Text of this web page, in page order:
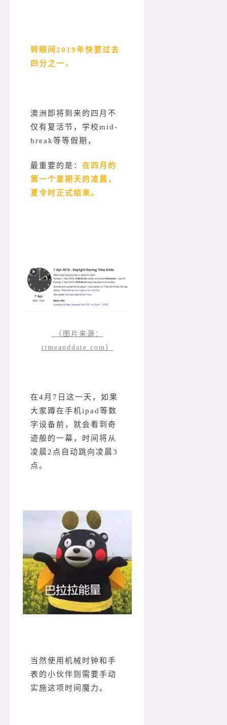
转眼间2019年快要过去
四分之一，
澳洲即将到来的四月不
仅有复活节，学校mid-
break等等假期，
最重要的是： 在四月的
第一个星期天的凌晨，
夏令时正式结束。
（图片来源：
timeanddate.com）
在4月7日这一天，如果
大家蹲在手机ipad等数
字设备前，就会看到奇
迹般的一幕，时间将从
凌晨2点自动跳向凌晨3
点。
当然使用机械时钟和手
表的小伙伴则需要手动
实施这项时间魔力。